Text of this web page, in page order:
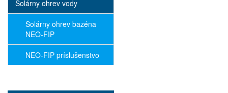
Solárny ohrev vody
Solárny ohrev bazéna
NEO-FIP
NEO-FIP príslušenstvo